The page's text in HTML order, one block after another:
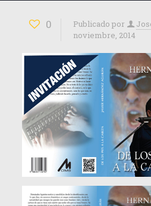
0 Publicado por
noviembre, 2014